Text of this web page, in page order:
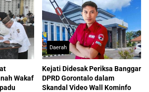
Wakaf
Daerah
Kejati Didesak Periksa Banggar
DPRD Gorontalo dalam
Skandal Video Wall Kominfo